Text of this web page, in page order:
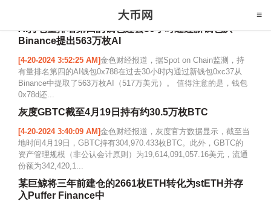
AI持仓量排名第四的钱包过去30小时通过新钱包从
Binance提出563万枚AI
[4-20-2024 3:52:25 AM]金色财经报道，据Spot on Chain监测，持
有量排名第四的AI钱包0x788在过去30小时内通过新钱包0xc37从
Binance中提取了563万枚AI（517万美元）。 值得注意的是，钱包
0x78d还...
灰度GBTC截至4月19日持有约30.5万枚BTC
[4-20-2024 3:40:09 AM]金色财经报道，灰度官方数据显示，截至当
地时间4月19日，GBTC持有304,970.433枚BTC。此外，GBTC的
资产管理规模（非公认会计原则）为19,614,091,057.16美元，流通
份额为342,420,1...
某巨鲸将三年前建仓的2661枚ETH转化为stETH并存
入Puffer Finance中